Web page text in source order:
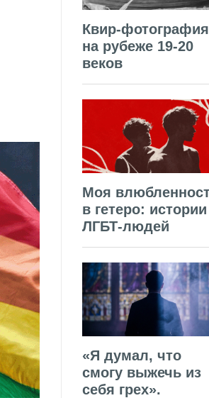
Квир-фотография
на рубеже 19-20
веков
Моя
в гетеро: истории
ЛГБТ-людей
«Я думал, что
смогу выжечь из
себя грех».